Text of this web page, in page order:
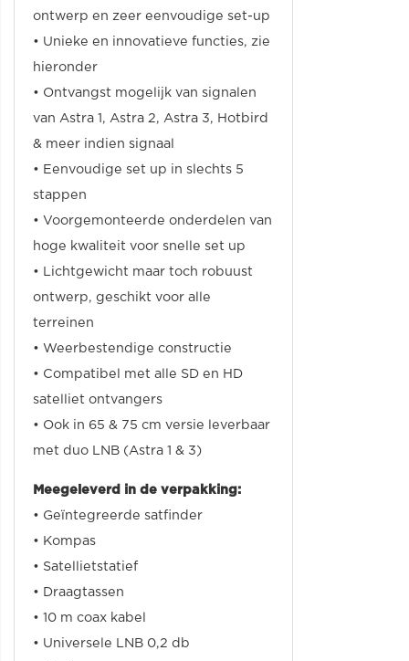
ontwerp en zeer eenvoudige set-up
• Unieke en innovatieve functies, zie
hieronder
• Ontvangst mogelijk van signalen
van Astra 1, Astra 2, Astra 3, Hotbird
& meer indien signaal
• Eenvoudige set up in slechts 5
stappen
• Voorgemonteerde onderdelen van
hoge kwaliteit voor snelle set up
• Lichtgewicht maar toch robuust
ontwerp, geschikt voor alle
terreinen
• Weerbestendige constructie
• Compatibel met alle SD en HD
satelliet ontvangers
• Ook in 65 & 75 cm versie leverbaar
met duo LNB (Astra 1 & 3)
Meegeleverd in de verpakking:
• Geïntegreerde satfinder
• Kompas
• Satellietstatief
• Draagtassen
• 10 m coax kabel
• Universele LNB 0,2 db